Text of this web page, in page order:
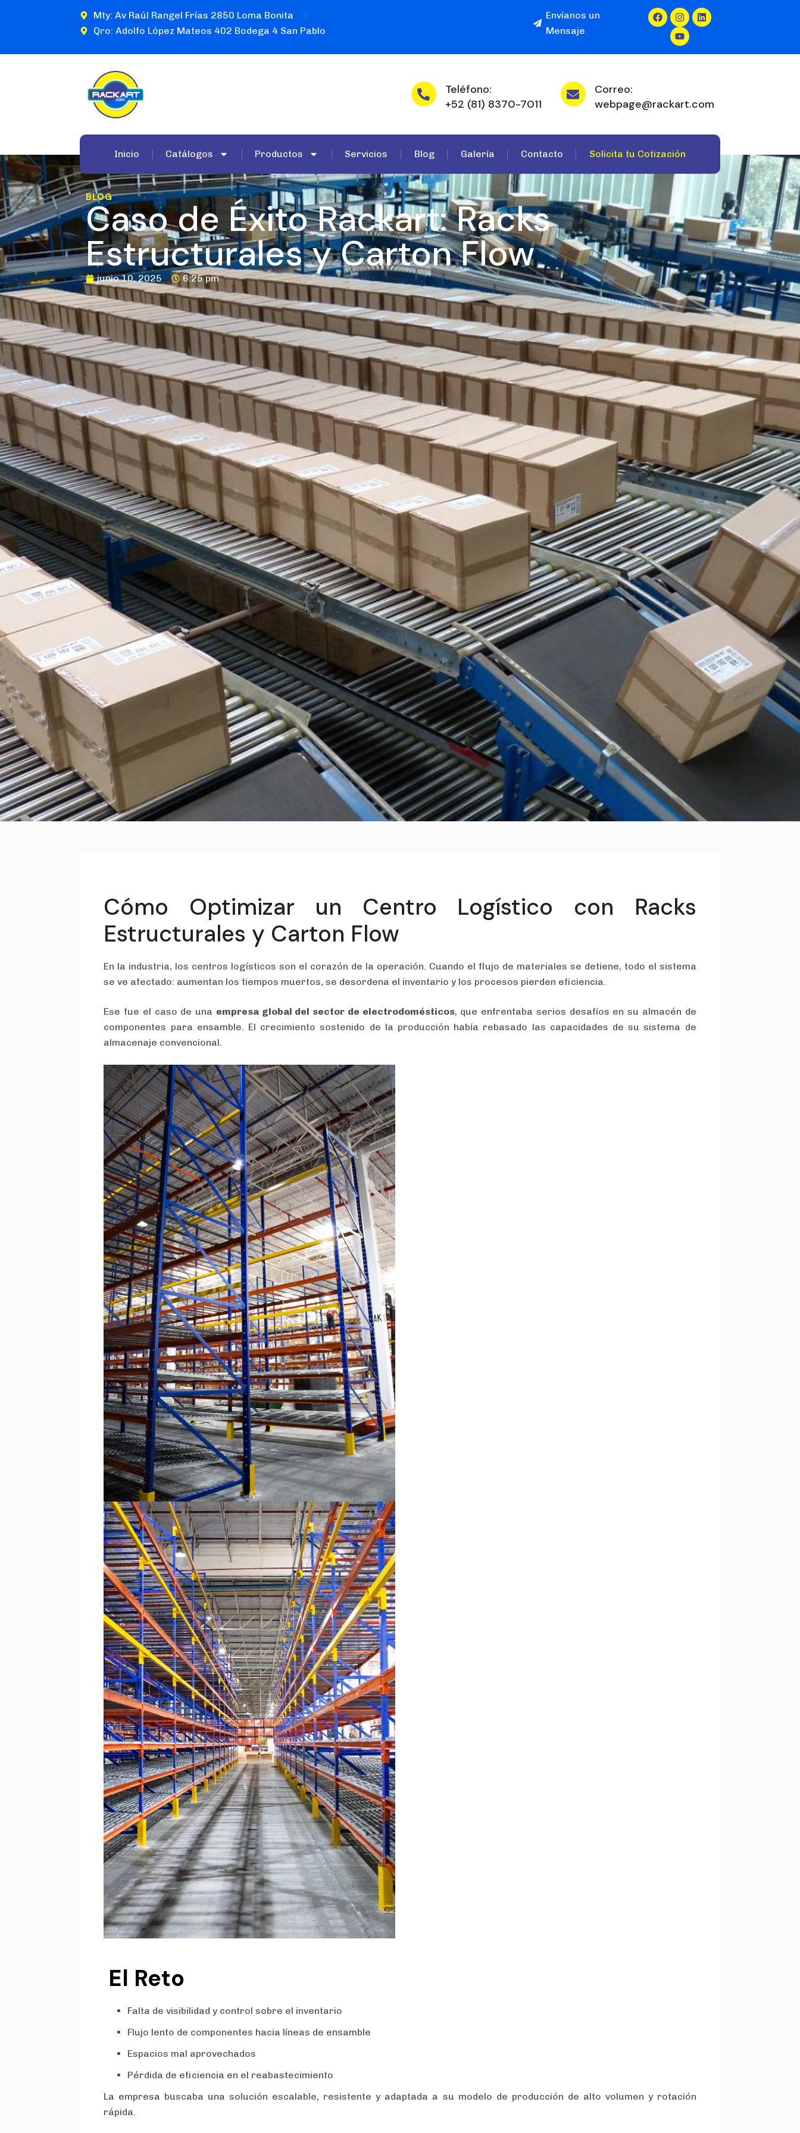
Mty: Av Raúl Rangel Frías 2850 Loma Bonita
Qro: Adolfo López Mateos 402 Bodega 4 San Pablo
Envíanos un
Mensaje
Correo:
webpage@rackart.com
Teléfono:
+52 (81) 8370-7011
Inicio Catálogos Productos Servicios Blog Galería Contacto Solicita tu Cotización
BLOG
Caso de Éxito Rackart: Racks
Estructurales y Carton Flow
junio 10, 2025 6:25 pm
Cómo Optimizar un Centro Logístico con Racks
Estructurales y Carton Flow
En la industria, los centros logísticos son el corazón de la operación. Cuando el flujo de materiales se detiene, todo el sistema
se ve afectado: aumentan los tiempos muertos, se desordena el inventario y los procesos pierden eficiencia.
Ese fue el caso de una empresa global del sector de electrodomésticos, que enfrentaba serios desafíos en su almacén de
componentes para ensamble. El crecimiento sostenido de la producción había rebasado las capacidades de su sistema de
almacenaje convencional.
El Reto
Falta de visibilidad y control sobre el inventario
Flujo lento de componentes hacia líneas de ensamble
Espacios mal aprovechados
Pérdida de eficiencia en el reabastecimiento
La empresa buscaba una solución escalable, resistente y adaptada a su modelo de producción de alto volumen y rotación
rápida.